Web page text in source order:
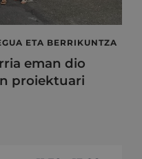
ETA BERRIKUNTZA
eman dio
proiektuari